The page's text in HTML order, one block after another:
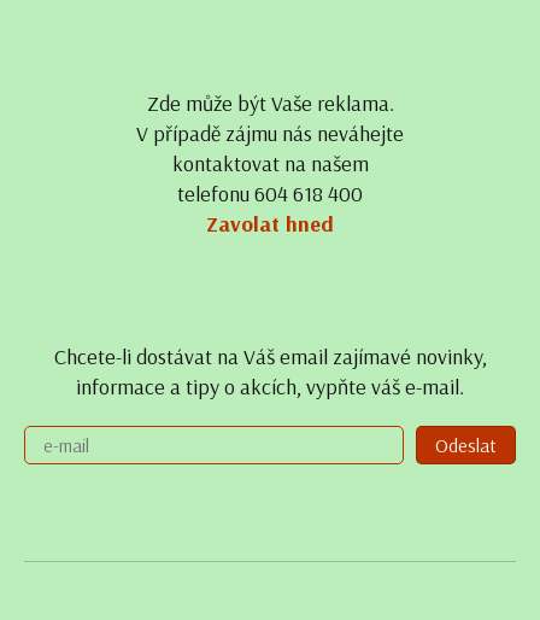
Zde může být Vaše reklama.
V případě zájmu nás neváhejte
kontaktovat na našem
telefonu 604 618 400
Zavolat hned
Chcete-li dostávat na Váš email zajímavé novinky,
informace a tipy o akcích, vypňte váš e-mail.
Odeslat